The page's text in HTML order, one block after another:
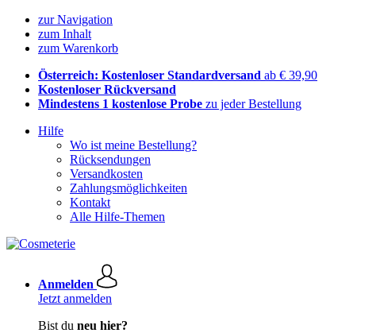
zur Navigation
zum Inhalt
zum Warenkorb
Österreich: Kostenloser Standardversand ab € 39,90
Kostenloser Rückversand
Mindestens 1 kostenlose Probe zu jeder Bestellung
Hilfe
Wo ist meine Bestellung?
Rücksendungen
Versandkosten
Zahlungsmöglichkeiten
Kontakt
Alle Hilfe-Themen
Anmelden
Jetzt anmelden
Bist du neu hier?